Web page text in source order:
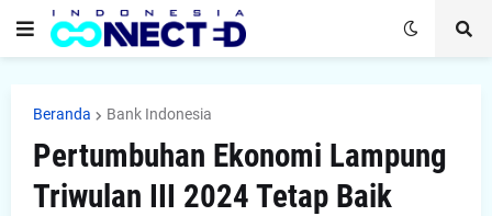
Beranda Bank Indonesia
Pertumbuhan Ekonomi Lampung
Triwulan III 2024 Tetap Baik